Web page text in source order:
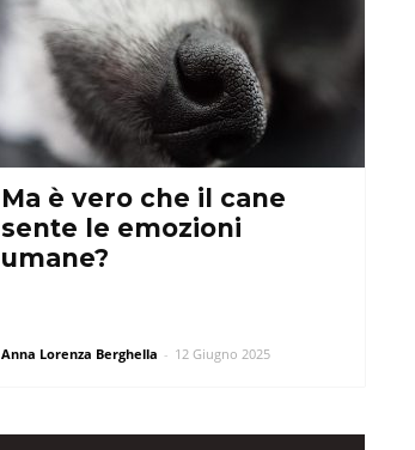
Ma è vero che il cane
sente le emozioni
umane?
Anna Lorenza Berghella - 12 Giugno 2025